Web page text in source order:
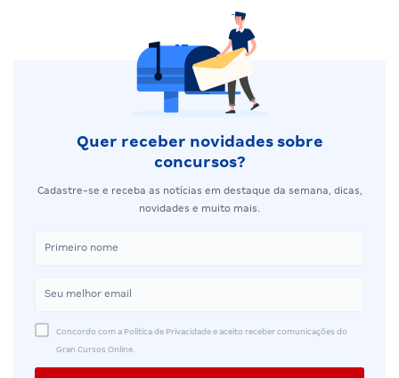
Quer receber novidades sobre
concursos?
Cadastre-se e receba as notícias em destaque da semana, dicas,
novidades e muito mais.
Concordo com a Política de Privacidade e aceito receber comunicações do
Gran Cursos Online.